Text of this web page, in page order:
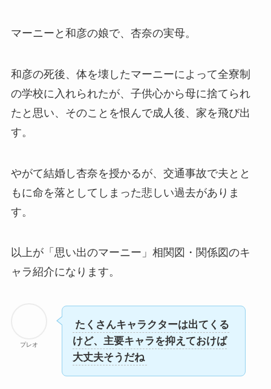
マーニーと和彦の娘で、杏奈の実母。
和彦の死後、体を壊したマーニーによって全寮制
の学校に入れられたが、子供心から母に捨てられ
たと思い、そのことを恨んで成人後、家を飛び出
す。
やがて結婚し杏奈を授かるが、交通事故で夫とと
もに命を落としてしまった悲しい過去がありま
す。
以上が「思い出のマーニー」相関図・関係図のキ
ャラ紹介になります。
プレオ
たくさんキャラクターは出てくる
けど、主要キャラを抑えておけば
大丈夫そうだね